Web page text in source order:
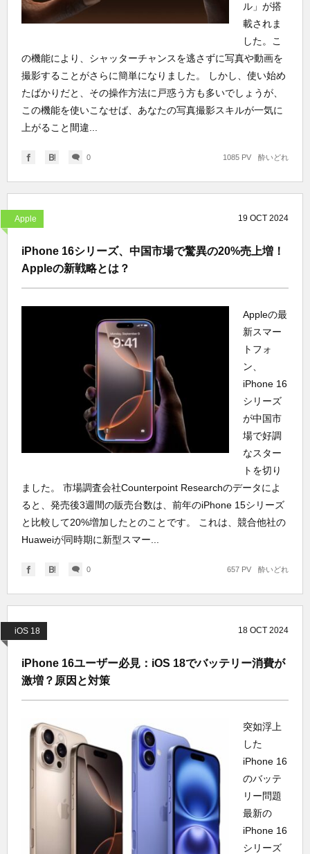
ル」が搭
載されま
した。こ
の機能により、シャッターチャンスを逃さずに写真や動画を
撮影することがさらに簡単になりました。 しかし、使い始め
たばかりだと、その操作方法に戸惑う方も多いでしょうが、
この機能を使いこなせば、あなたの写真撮影スキルが一気に
上がること間違...
0 酔いどれ
1085 PV
Apple 19 OCT 2024
iPhone 16シリーズ、中国市場で驚異の20%売上増！
Appleの新戦略とは？
Appleの最
新スマー
トフォ
ン、
iPhone 16
シリーズ
が中国市
場で好調
なスター
トを切り
ました。 市場調査会社Counterpoint Researchのデータによ
ると、発売後3週間の販売台数は、前年のiPhone 15シリーズ
と比較して20%増加したとのことです。 これは、競合他社の
Huaweiが同時期に新型スマー...
0 酔いどれ
657 PV
iOS 18 18 OCT 2024
iPhone 16ユーザー必見：iOS 18でバッテリー消費が
激増？原因と対策
突如浮上
した
iPhone 16
のバッテ
リー問題
最新の
iPhone 16
シリーズ